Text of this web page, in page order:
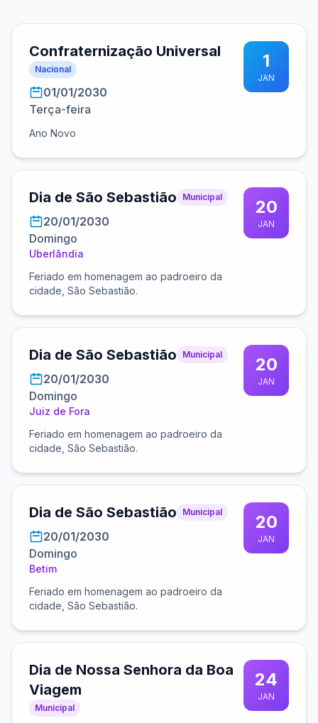
Confraternização Universal
Nacional
01/01/2030
Terça-feira
Ano Novo
1
JAN
Dia de São Sebastião Municipal
20/01/2030
Domingo
Uberlândia
Feriado em homenagem ao padroeiro da
cidade, São Sebastião.
20
JAN
Dia de São Sebastião Municipal
20/01/2030
Domingo
Juiz de Fora
Feriado em homenagem ao padroeiro da
cidade, São Sebastião.
20
JAN
Dia de São Sebastião Municipal
20/01/2030
Domingo
Betim
Feriado em homenagem ao padroeiro da
cidade, São Sebastião.
20
JAN
Dia de Nossa Senhora da Boa
Viagem
Municipal
24
JAN